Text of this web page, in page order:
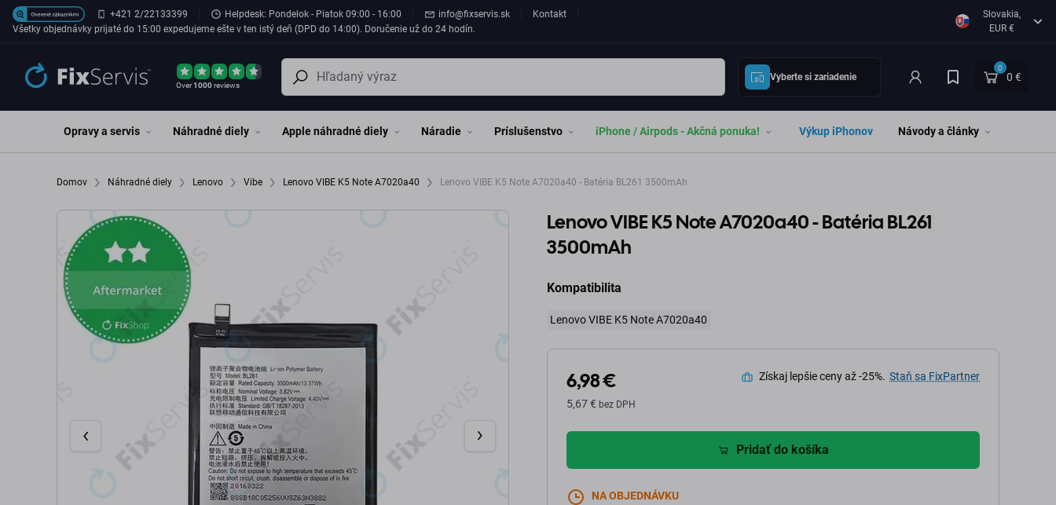
Preskočiť na hlavný obsah+421 2/22133399 Helpdesk: Pondelok - Piatok 09:00 - 16:00 info@fixservis.sk
Kontakt
Všetky objednávky prijaté do 15:00 expedujeme ešte v ten istý deň (DPD do 14:00). Doručenie už do 24 hodín.
Slovakia,
EUR €
Over1000reviews
Vyberte si zariadenie
0
0 €
Opravy a servis Náhradné diely Apple náhradné diely Náradie Príslušenstvo iPhone / Airpods - Akčná ponuka! Výkup iPhonov Návody a články
Domov Náhradné diely Lenovo Vibe Lenovo VIBE K5 Note A7020a40 Lenovo VIBE K5 Note A7020a40 - Batéria BL261 3500mAh
Lenovo VIBE K5 Note A7020a40 - Batéria BL261
3500mAh
Kompatibilita
Lenovo VIBE K5 Note A7020a40
6,98 €
5,67 € bez DPH
Získaj lepšie ceny až -25%. Staň sa FixPartner
Pridať do košíka
NA OBJEDNÁVKU